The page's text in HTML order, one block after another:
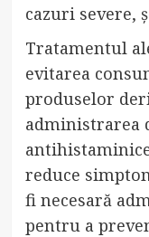
cazuri severe,
Tratamentul
evitarea
produselor
administrarea
reduce
fi necesară
pentru a